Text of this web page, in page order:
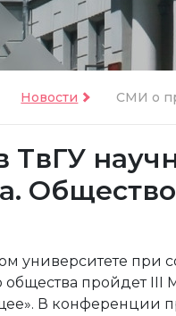
Новости СМИ о
университете при
общества пройдет III
В конференции